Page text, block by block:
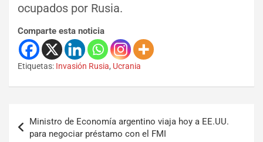
ocupados por Rusia.
Comparte esta noticia
Etiquetas: Invasión Rusia, Ucrania
Ministro de Economía argentino viaja hoy a EE.UU.
para negociar préstamo con el FMI